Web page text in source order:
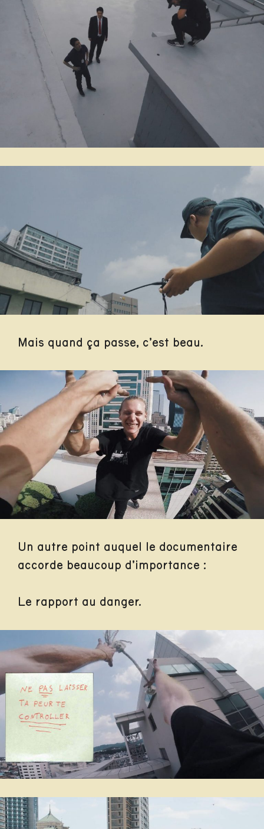
Mais quand ça passe, c’est beau.
Un autre point auquel le documentaire
accorde beaucoup d’importance :
Le rapport au danger.